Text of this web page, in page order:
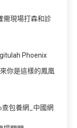
需現場打森和診
Phoenix
你是這樣的鳳凰
包養網_中國網